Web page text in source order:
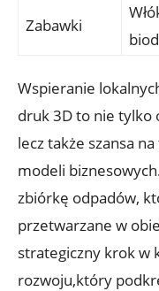
Zabawki
Wspieranie
druk 3D to nie tylko
lecz także szansa
modeli
zbiórkę odpadów,
przetwarzane w
strategiczny krok w
rozwoju,który